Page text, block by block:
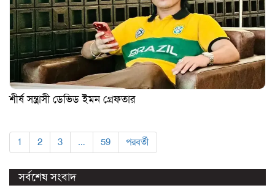
শীর্ষ সন্ত্রাসী ডেভিড ইমন গ্রেফতার
1 2 3 … 59 পরবর্তী
সর্বশেষ সংবাদ